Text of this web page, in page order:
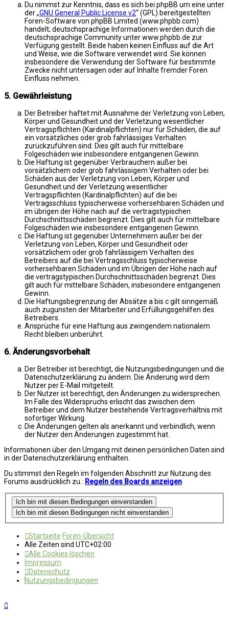
Du nimmst zur Kenntnis, dass es sich bei phpBB um eine unter
der „GNU General Public License v2“ (GPL) bereitgestellten
Foren-Software von phpBB Limited (www.phpbb.com)
handelt; deutschsprachige Informationen werden durch die
deutschsprachige Community unter www.phpbb.de zur
Verfügung gestellt. Beide haben keinen Einfluss auf die Art
und Weise, wie die Software verwendet wird. Sie können
insbesondere die Verwendung der Software für bestimmte
Zwecke nicht untersagen oder auf Inhalte fremder Foren
Einfluss nehmen.
5. Gewährleistung
Der Betreiber haftet mit Ausnahme der Verletzung von Leben,
Körper und Gesundheit und der Verletzung wesentlicher
Vertragspflichten (Kardinalpflichten) nur für Schäden, die auf
ein vorsätzliches oder grob fahrlässiges Verhalten
zurückzuführen sind. Dies gilt auch für mittelbare
Folgeschäden wie insbesondere entgangenen Gewinn.
Die Haftung ist gegenüber Verbrauchern außer bei
vorsätzlichem oder grob fahrlässigem Verhalten oder bei
Schäden aus der Verletzung von Leben, Körper und
Gesundheit und der Verletzung wesentlicher
Vertragspflichten (Kardinalpflichten) auf die bei
Vertragsschluss typischerweise vorhersehbaren Schäden und
im übrigen der Höhe nach auf die vertragstypischen
Durchschnittsschäden begrenzt. Dies gilt auch für mittelbare
Folgeschäden wie insbesondere entgangenen Gewinn.
Die Haftung ist gegenüber Unternehmern außer bei der
Verletzung von Leben, Körper und Gesundheit oder
vorsätzlichem oder grob fahrlässigem Verhalten des
Betreibers auf die bei Vertragsschluss typischerweise
vorhersehbaren Schäden und im Übrigen der Höhe nach auf
die vertragstypischen Durchschnittsschäden begrenzt. Dies
gilt auch für mittelbare Schäden, insbesondere entgangenen
Gewinn.
Die Haftungsbegrenzung der Absätze a bis c gilt sinngemäß
auch zugunsten der Mitarbeiter und Erfüllungsgehilfen des
Betreibers.
Ansprüche für eine Haftung aus zwingendem nationalem
Recht bleiben unberührt.
6. Änderungsvorbehalt
Der Betreiber ist berechtigt, die Nutzungsbedingungen und die
Datenschutzerklärung zu ändern. Die Änderung wird dem
Nutzer per E-Mail mitgeteilt.
Der Nutzer ist berechtigt, den Änderungen zu widersprechen.
Im Falle des Widerspruchs erlischt das zwischen dem
Betreiber und dem Nutzer bestehende Vertragsverhältnis mit
sofortiger Wirkung.
Die Änderungen gelten als anerkannt und verbindlich, wenn
der Nutzer den Änderungen zugestimmt hat.
Informationen über den Umgang mit deinen persönlichen Daten sind
in der Datenschutzerklärung enthalten.
Du stimmst den Regeln im folgenden Abschnitt zur Nutzung des
Forums ausdrücklich zu.: Regeln des Boards anzeigen
Startseite Foren-Übersicht
Alle Zeiten sind UTC+02:00
Alle Cookies löschen
Impressum
Datenschutz
Nutzungsbedingungen